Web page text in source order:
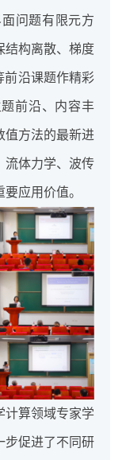
问题有限元方
结构离散、梯度
前沿课题作精彩
前沿、内容丰
值方法的最新进
流体力学、波传
应用价值。
计算领域专家学
步促进了不同研